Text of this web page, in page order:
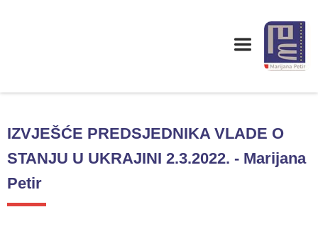
IZVJEŠĆE PREDSJEDNIKA VLADE O
STANJU U UKRAJINI 2.3.2022. - Marijana
Petir